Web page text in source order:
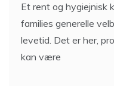
Et rent og hygiejnisk
families generelle
levetid. Det er her,
kan være